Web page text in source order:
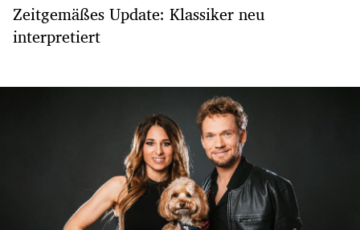
Zeitgemäßes Update: Klassiker neu
interpretiert